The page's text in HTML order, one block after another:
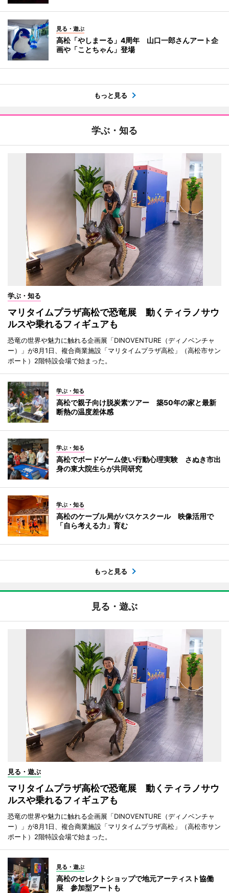
見る・遊ぶ
高松「やしまーる」4周年 山口一郎さんアート企
画や「ことちゃん」登場
もっと見る
学ぶ・知る
学ぶ・知る
マリタイムプラザ高松で恐竜展 動くティラノサウ
ルスや乗れるフィギュアも
恐竜の世界や魅力に触れる企画展「DINOVENTURE（ディノベンチャ
ー）」が8月1日、複合商業施設「マリタイムプラザ高松」（高松市サン
ポート）2階特設会場で始まった。
学ぶ・知る
高松で親子向け脱炭素ツアー 築50年の家と最新
断熱の温度差体感
学ぶ・知る
高松でボードゲーム使い行動心理実験 さぬき市出
身の東大院生らが共同研究
学ぶ・知る
高松のケーブル局がバスケスクール 映像活用で
「自ら考える力」育む
もっと見る
見る・遊ぶ
見る・遊ぶ
マリタイムプラザ高松で恐竜展 動くティラノサウ
ルスや乗れるフィギュアも
恐竜の世界や魅力に触れる企画展「DINOVENTURE（ディノベンチャ
ー）」が8月1日、複合商業施設「マリタイムプラザ高松」（高松市サン
ポート）2階特設会場で始まった。
見る・遊ぶ
高松のセレクトショップで地元アーティスト協働
展 参加型アートも